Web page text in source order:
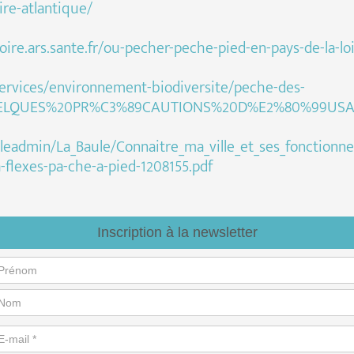
atlantique/
ou-pecher-peche-pied-en-pays-de-la-
environnement-biodiversite/peche-des-
La_Baule/
pa-che-a-pied-1208155.pdf